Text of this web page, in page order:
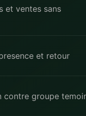
et ventes sans
et retour
contre groupe